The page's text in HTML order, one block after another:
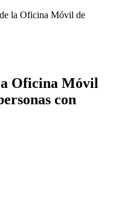
la Oficina Móvil de
Oficina Móvil
con